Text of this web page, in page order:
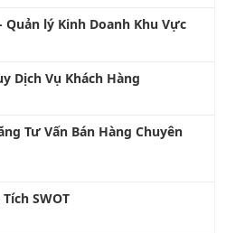
Dịch Vụ Khách Hàng
Tư Vấn Bán Hàng Chuyên
SWOT
và Quản trị Thương Hiệu